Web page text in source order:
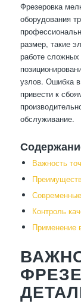
Фрезеровка
оборудования
размер, такие
работе
узлов. Ошибка
привести к
обслуживание.
Важность
Контроль
Применение